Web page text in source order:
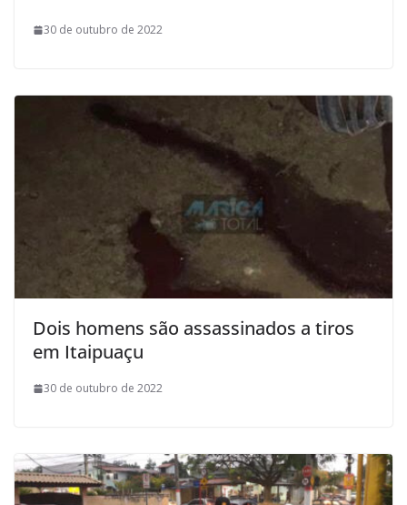
30 de outubro de 2022
Dois homens são assassinados a tiros
em Itaipuaçu
30 de outubro de 2022